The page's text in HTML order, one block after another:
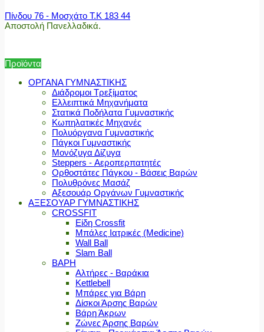
Πίνδου 76 - Μοσχάτο Τ.Κ 183 44
Αποστολή Πανελλαδικά.
Προϊόντα
ΟΡΓΑΝΑ ΓΥΜΝΑΣΤΙΚΗΣ
Διάδρομοι Τρεξίματος
Ελλειπτικά Μηχανήματα
Στατικά Ποδήλατα Γυμναστικής
Κωπηλατικές Μηχανές
Πολυόργανα Γυμναστικής
Πάγκοι Γυμναστικής
Μονόζυγα Δίζυγα
Steppers - Αεροπερπατητές
Ορθοστάτες Πάγκου - Βάσεις Βαρών
Πολυθρόνες Μασάζ
Αξεσουάρ Οργάνων Γυμναστικής
ΑΞΕΣΟΥΑΡ ΓΥΜΝΑΣΤΙΚΗΣ
CROSSFIT
Είδη Crossfit
Μπάλες Ιατρικές (Medicine)
Wall Ball
Slam Ball
ΒΑΡΗ
Αλτήρες - Βαράκια
Kettlebell
Μπάρες για Βάρη
Δίσκοι Άρσης Βαρών
Βάρη Άκρων
Ζώνες Άρσης Βαρών